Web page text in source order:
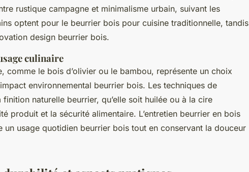
rustique campagne et minimalisme urbain, suivant les
optent pour le beurrier bois pour cuisine traditionnelle, tandis
design beurrier bois.
culinaire
comme le bois d’olivier ou le bambou, représente un choix
environnemental beurrier bois. Les techniques de
naturelle beurrier, qu’elle soit huilée ou à la cire
produit et la sécurité alimentaire. L’entretien beurrier en bois
un usage quotidien beurrier bois tout en conservant la douceur